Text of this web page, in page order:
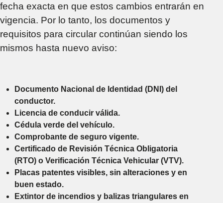
fecha exacta en que estos cambios entrarán en
vigencia. Por lo tanto, los documentos y
requisitos para circular continúan siendo los
mismos hasta nuevo aviso:
Documento Nacional de Identidad (DNI) del
conductor.
Licencia de conducir válida.
Cédula verde del vehículo.
Comprobante de seguro vigente.
Certificado de Revisión Técnica Obligatoria
(RTO) o Verificación Técnica Vehicular (VTV).
Placas patentes visibles, sin alteraciones y en
buen estado.
Extintor de incendios y balizas triangulares en